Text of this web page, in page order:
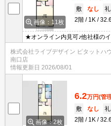
画像：11枚
敷
なし 礼
2階
1K
★オンライン内見可♪他社様の
株式会社ライブデザイン ピタットハ
南口店
情報更新日 2026/08/01
画像：2枚
6.2万円(管
敷
なし 礼
2階
1K